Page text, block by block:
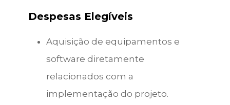
Despesas Elegíveis
Aquisição de equipamentos e
software diretamente
relacionados com a
implementação do projeto.